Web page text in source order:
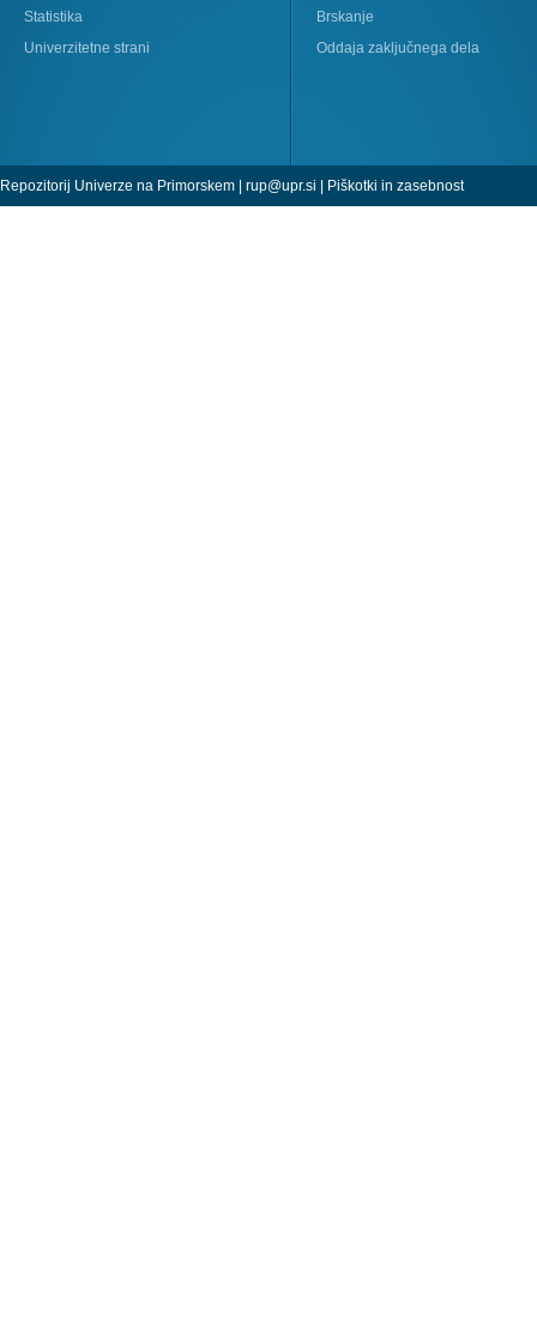
Statistika
Univerzitetne strani
Brskanje
Oddaja zaključnega dela
Repozitorij Univerze na Primorskem | rup@upr.si | Piškotki in zasebnost